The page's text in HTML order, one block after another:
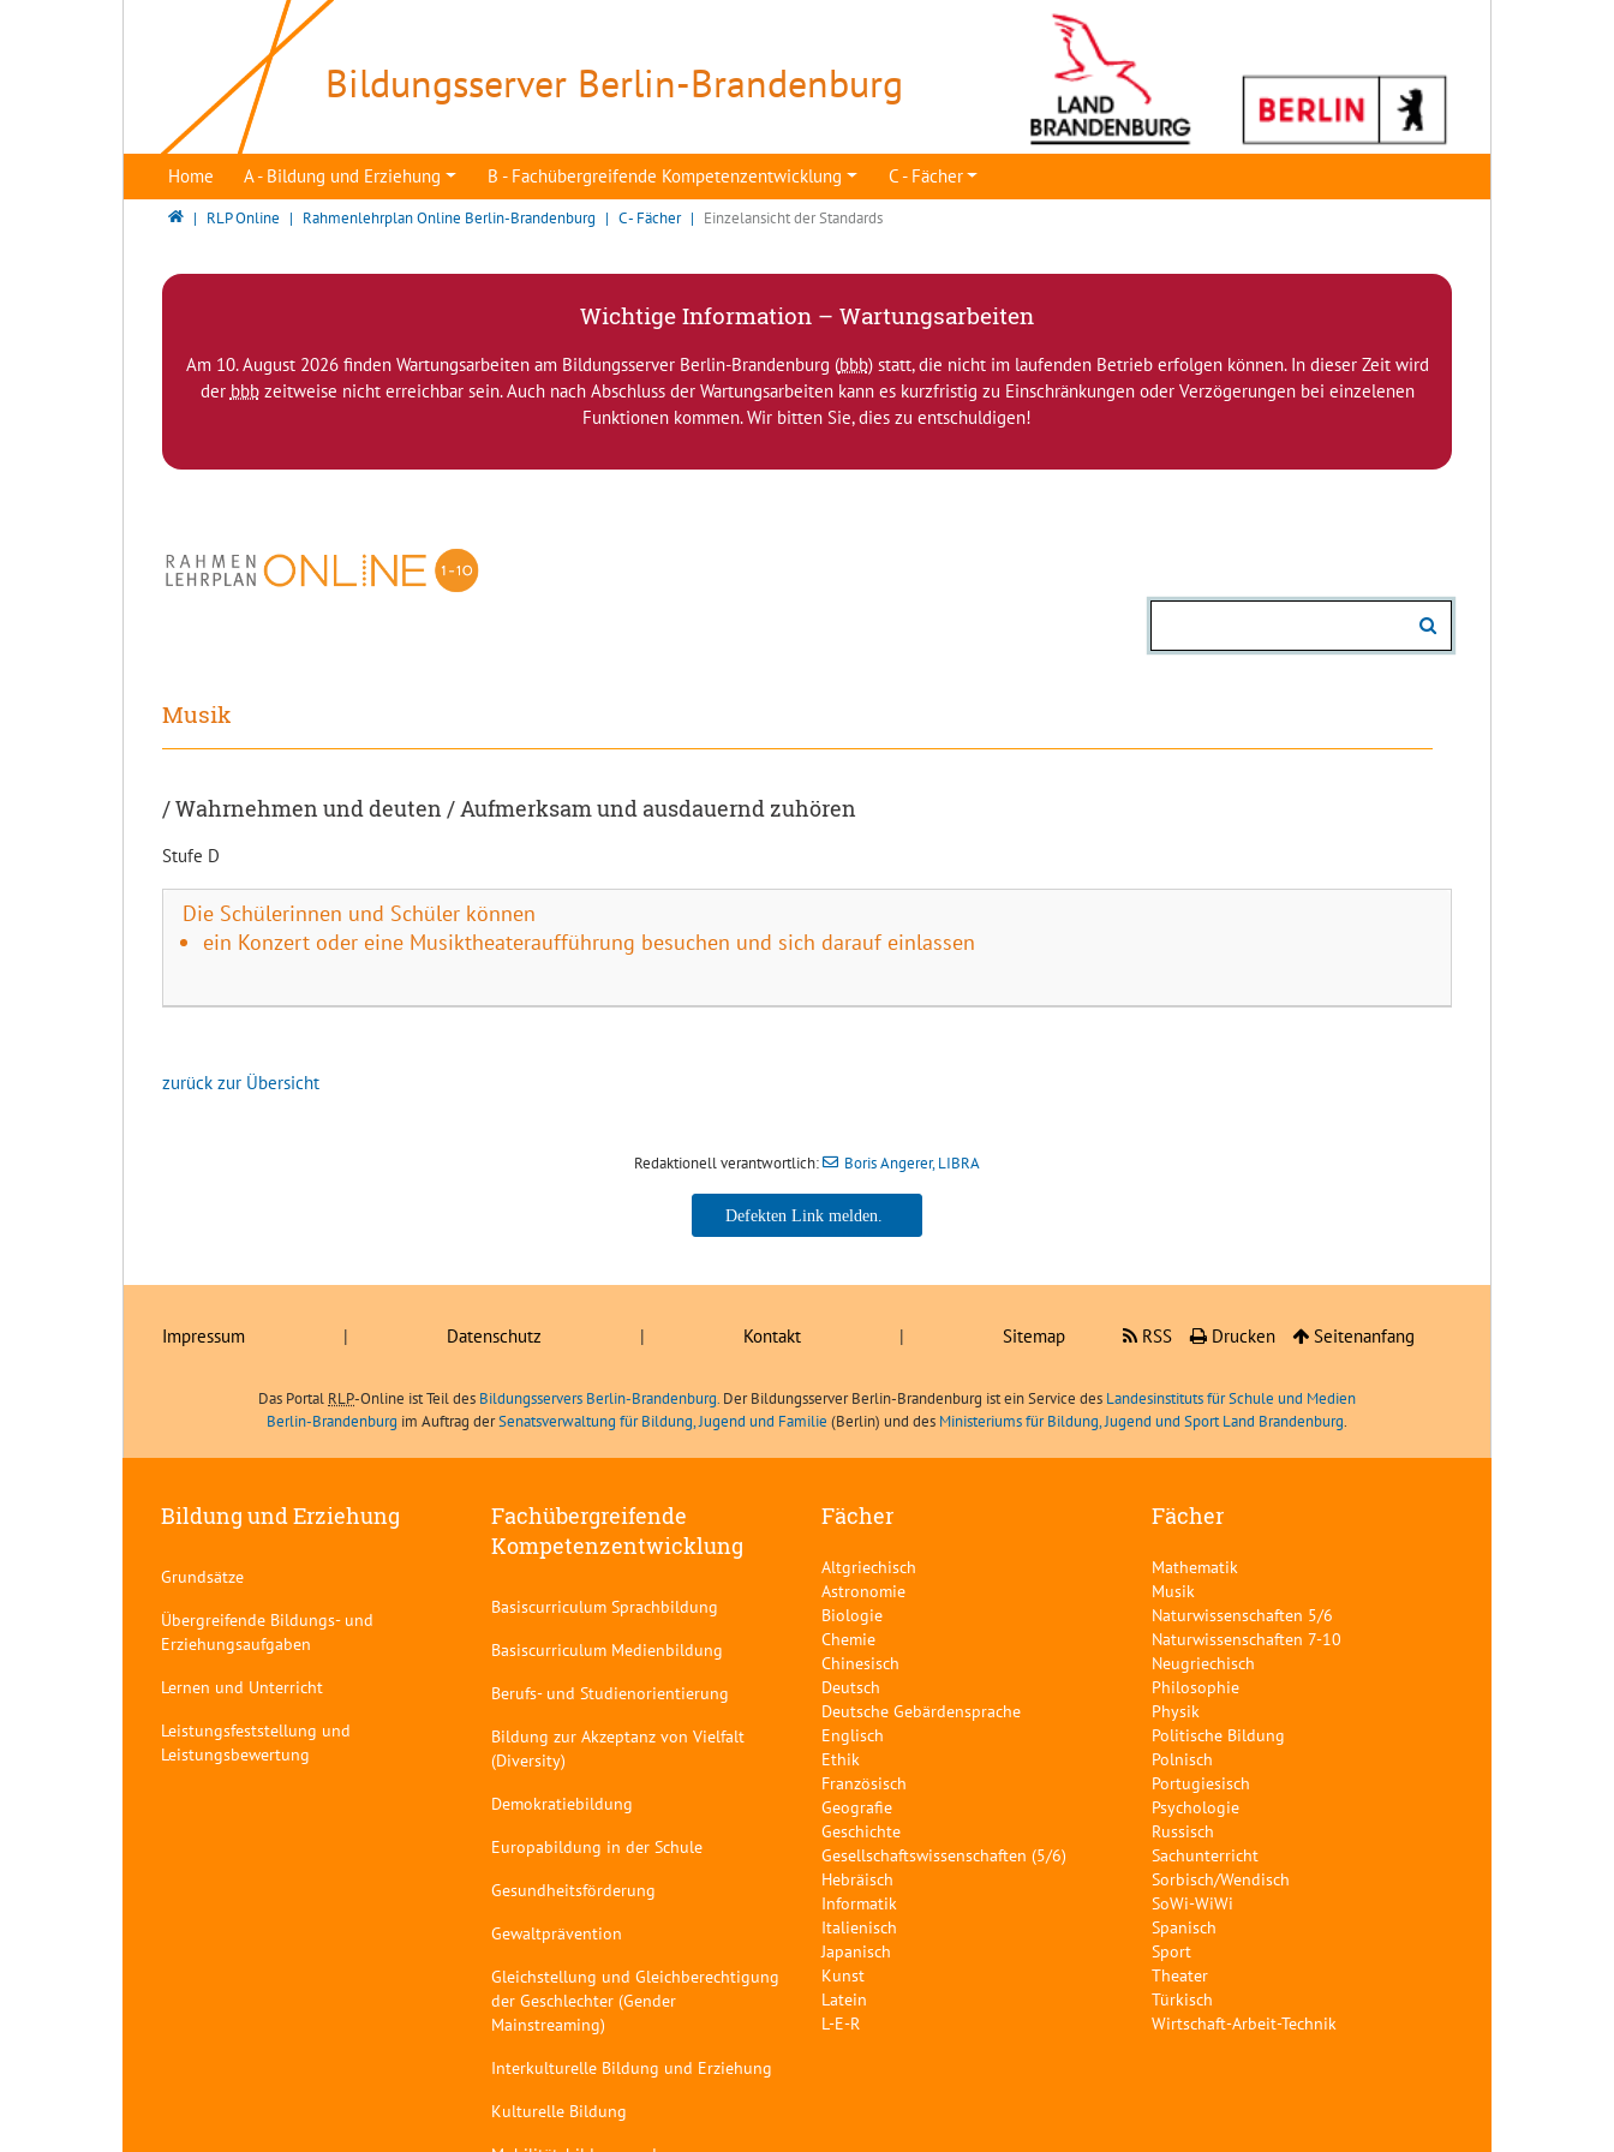
Bildungsserver Berlin-Brandenburg
Home A - Bildung und Erziehung B - Fachübergreifende Kompetenzentwicklung C - Fächer
Bildungsserver Berlin - Brandenburg
RLP Online Rahmenlehrplan Online Berlin-Brandenburg C - Fächer Einzelansicht der Standards
Wichtige Information – Wartungsarbeiten
Am 10. August 2026 finden Wartungsarbeiten am Bildungsserver Berlin-Brandenburg (bbb) statt, die nicht im laufenden Betrieb erfolgen können. In dieser Zeit wird
der bbbzeitweise nicht erreichbar sein. Auch nach Abschluss der Wartungsarbeiten kann es kurzfristig zu Einschränkungen oder Verzögerungen bei einzelenen
Funktionen kommen. Wir bitten Sie, dies zu entschuldigen!
Musik
/ Wahrnehmen und deuten / Aufmerksam und ausdauernd zuhören
Stufe D
Die Schülerinnen und Schüler können
ein Konzert oder eine Musiktheateraufführung besuchen und sich darauf einlassen
zurück zur Übersicht
Redaktionell verantwortlich: Boris Angerer, LIBRA
Boris Angerer, LIBRA
Impressum | Datenschutz | Kontakt | Sitemap RSS Drucken Seitenanfang
Das Portal RLP-Online ist Teil des Bildungsservers Berlin-Brandenburg. Der Bildungsserver Berlin-Brandenburg ist ein Service des Landesinstituts für Schule und Medien
Berlin-Brandenburg im Auftrag derSenatsverwaltung für Bildung, Jugend und Familie (Berlin) und des Ministeriums für Bildung, Jugend und Sport Land Brandenburg.
Bildung und Erziehung
Grundsätze
Übergreifende Bildungs- und
Erziehungsaufgaben
Lernen und Unterricht
Leistungsfeststellung und
Leistungsbewertung
Fachübergreifende
Kompetenzentwicklung
Basiscurriculum Sprachbildung
Basiscurriculum Medienbildung
Berufs- und Studienorientierung
Bildung zur Akzeptanz von Vielfalt
(Diversity)
Demokratiebildung
Europabildung in der Schule
Gesundheitsförderung
Gewaltprävention
Gleichstellung und Gleichberechtigung
der Geschlechter (Gender
Mainstreaming)
Interkulturelle Bildung und Erziehung
Kulturelle Bildung
Fächer
Altgriechisch
Astronomie
Biologie
Chemie
Chinesisch
Deutsch
Deutsche Gebärdensprache
Englisch
Ethik
Französisch
Geografie
Geschichte
Gesellschaftswissenschaften (5/6)
Hebräisch
Informatik
Italienisch
Japanisch
Kunst
Latein
L-E-R
Fächer
Mathematik
Musik
Naturwissenschaften 5/6
Naturwissenschaften 7-10
Neugriechisch
Philosophie
Physik
Politische Bildung
Polnisch
Portugiesisch
Psychologie
Russisch
Sachunterricht
Sorbisch/Wendisch
SoWi-WiWi
Spanisch
Sport
Theater
Türkisch
Wirtschaft-Arbeit-Technik